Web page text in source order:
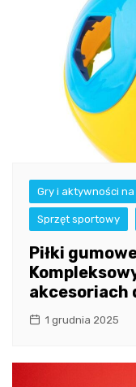
Gry i aktywności
Sprzęt sportowy
Piłki
akcesoriach
1 grudnia 2025